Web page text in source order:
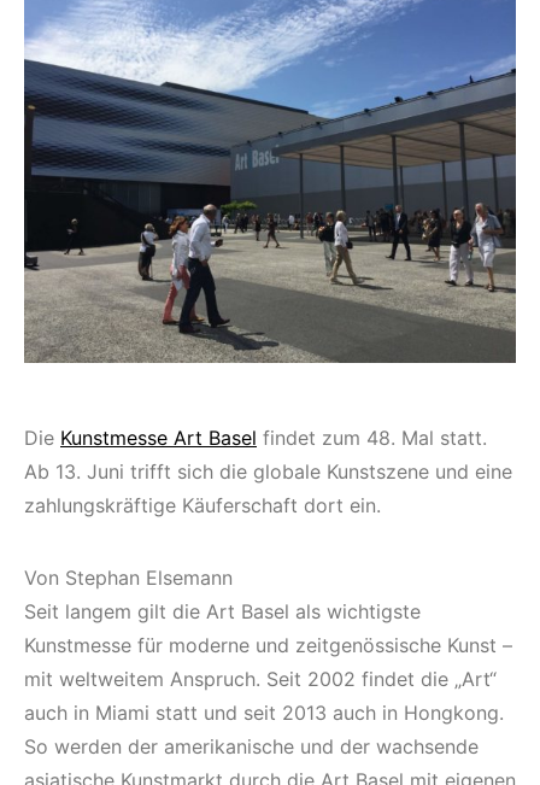
Die Kunstmesse Art Basel findet zum 48. Mal statt.
Ab 13. Juni trifft sich die globale Kunstszene und eine
zahlungskräftige Käuferschaft dort ein.
Von Stephan Elsemann
Seit langem gilt die Art Basel als wichtigste
Kunstmesse für moderne und zeitgenössische Kunst –
mit weltweitem Anspruch. Seit 2002 findet die „Art“
auch in Miami statt und seit 2013 auch in Hongkong.
So werden der amerikanische und der wachsende